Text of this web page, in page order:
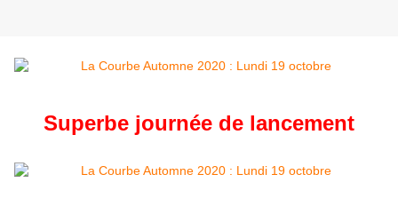
Superbe journée de lancement